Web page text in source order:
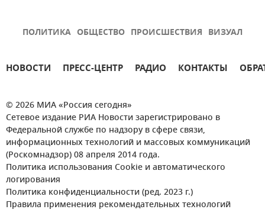
ПОЛИТИКА ОБЩЕСТВО ПРОИСШЕСТВИЯ ВИЗУАЛ
НОВОСТИ ПРЕСС-ЦЕНТР РАДИО КОНТАКТЫ
© 2026 МИА «Россия сегодня»
Сетевое издание РИА Новости зарегистрировано в
Федеральной службе по надзору в сфере связи,
информационных технологий и массовых коммуникаций
(Роскомнадзор) 08 апреля 2014 года.
Политика использования Cookie и автоматического
логирования
Политика конфиденциальности (ред. 2023 г.)
Правила применения рекомендательных технологий